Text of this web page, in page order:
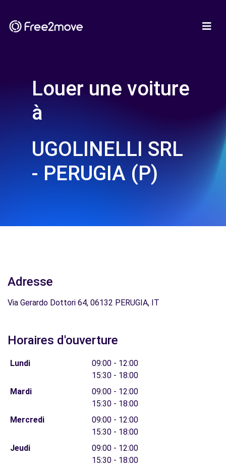
Louer une voiture
à
UGOLINELLI SRL
- PERUGIA (P)
Adresse
Via Gerardo Dottori 64, 06132 PERUGIA, IT
Horaires d'ouverture
Lundi
09:00 - 12:00
15:30 - 18:00
Mardi
09:00 - 12:00
15:30 - 18:00
Mercredi
09:00 - 12:00
15:30 - 18:00
Jeudi
09:00 - 12:00
15:30 - 18:00